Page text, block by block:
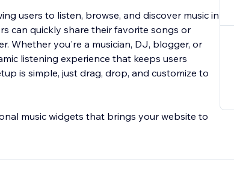
users to listen, browse, and discover music in
can quickly share their favorite songs or
Whether you're a musician, DJ, blogger, or
listening experience that keeps users
is simple, just drag, drop, and customize to
music widgets that brings your website to